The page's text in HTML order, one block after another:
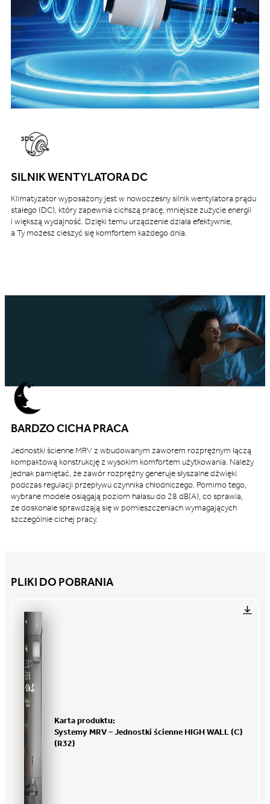
SILNIK WENTYLATORA DC
Klimatyzator wyposażony jest w nowoczesny silnik wentylatora prądu
stałego (DC), który zapewnia cichszą pracę, mniejsze zużycie energii
i większą wydajność. Dzięki temu urządzenie działa efektywnie,
a Ty możesz cieszyć się komfortem każdego dnia.
BARDZO CICHA PRACA
Jednostki ścienne MRV z wbudowanym zaworem rozprężnym łączą
kompaktową konstrukcję z wysokim komfortem użytkowania. Należy
jednak pamiętać, że zawór rozprężny generuje słyszalne dźwięki
podczas regulacji przepływu czynnika chłodniczego. Pomimo tego,
wybrane modele osiągają poziom hałasu do 28 dB(A), co sprawia,
że doskonale sprawdzają się w pomieszczeniach wymagających
szczególnie cichej pracy.
PLIKI DO POBRANIA
Karta produktu:
Systemy MRV – Jednostki ścienne HIGH WALL (C)
(R32)